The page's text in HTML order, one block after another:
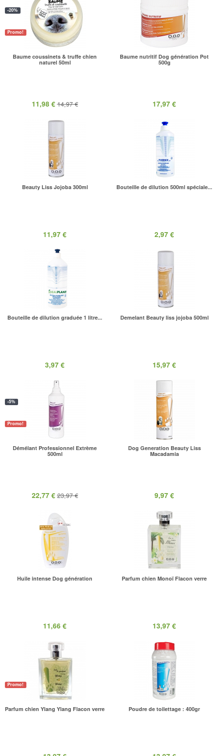
Promo!
Baume coussinets & truffe chien
naturel 50ml
11,98 €14,97 €
-20%
Baume nutritif Dog génération Pot
500g
17,97 €
Beauty Liss Jojoba 300ml
11,97 €
Bouteille de dilution 500ml spéciale...
2,97 €
Bouteille de dilution graduée 1 litre...
3,97 €
Demelant Beauty liss jojoba 500ml
15,97 €
Promo!
Démélant Professionnel Extrème
500ml
22,77 €23,97 €
-5%
Dog Generation Beauty Liss
Macadamia
9,97 €
Huile intense Dog génération
11,66 €
Parfum chien Monoï Flacon verre
13,97 €
Promo!
Parfum chien Ylang Ylang Flacon verre Poudre de toilettage : 400gr